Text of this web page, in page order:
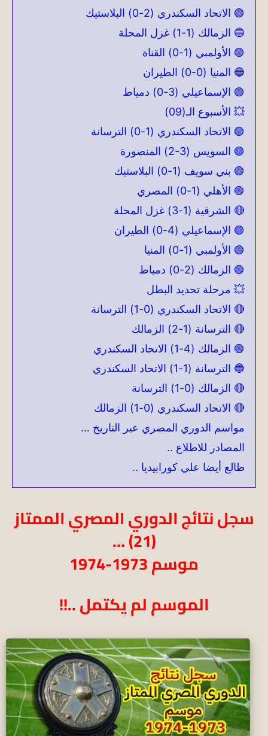
🟢 الاتحاد السكندري (2-0) البلاستيك
🔵 الزمالك (1-1) غزل المحلة
🟢 الأولمبي (1-0) القناة
🔵 المنيا (0-0) الطيران
🟢 الإسماعيلي (3-0) دمياط
💥 الأسبوع الـ(09)
🟢 الاتحاد السكندري (1-0) الترسانة
🟢 السويس (3-2) المنصورة
🟢 بني سويف (1-0) البلاستيك
🟢 الأهلي (1-0) المصري
🔴 الشرقية (1-3) غزل المحلة
🟢 الإسماعيلي (4-0) الطيران
🟢 الأولمبي (1-0) المنيا
🟢 الزمالك (2-0) دمياط
💥 مرحلة تحديد البطل
🔴 الاتحاد السكندري (0-1) الترسانة
🔴 الترسانة (1-2) الزمالك
🟢 الزمالك (4-1) الاتحاد السكندري
🔵 الترسانة (1-1) الاتحاد السكندري
🔴 الزمالك (0-1) الترسانة
🔴 الاتحاد السكندري (0-1) الزمالك
مواسم الدوري المصري عبر التاريخ …
المصادر للاطلاع ..
طالع أيضا علي كورابيديا ..
سجل نتائج الدوري المصري الممتاز
(21) …
موسم 1973-1974
الموسم لم يكتمل ..!!